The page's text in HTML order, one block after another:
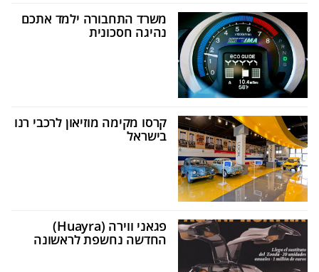
משרד התחבורה ילמד אתכם
נהיגה חסכונית
קרסו מקימה מוזיאון לרכבי רנו
בישראל
פגאני ווירה (Huayra)
החדשה נחשפת לראשונה